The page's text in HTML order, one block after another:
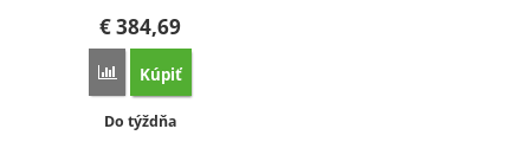
€384,69
Porovnať
Kúpiť
Dostupnosť:
Do týždňa